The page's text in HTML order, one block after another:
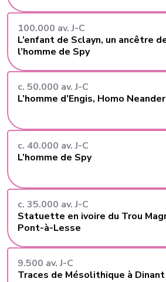
100.000 av. J-C
L’enfant de Sclayn, un ancêtre
l’homme de Spy
c. 50.000 av. J-C
L’homme d’Engis, Homo
c. 40.000 av. J-C
L’homme de Spy
c. 35.000 av. J-C
Statuette en ivoire du Trou
Pont-à-Lesse
9.500 av. J-C
Traces de Mésolithique à Dinant